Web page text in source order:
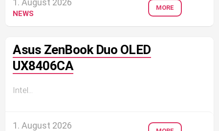
1. August 2026
NEWS
MORE
Asus ZenBook Duo OLED
UX8406CA
Intel...
1. August 2026